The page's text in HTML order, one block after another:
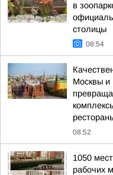
в
столицы
08:54
Москвы и
08:52
1050
рабочих